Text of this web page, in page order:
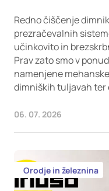
Redno čiščenje
prezračevalnih
učinkovito in
Prav zato smo v
namenjene
dimniških tuljavah ter
06. 07. 2026
Orodje in železnina